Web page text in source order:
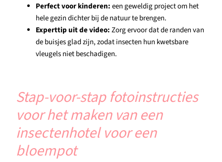
Perfect voor kinderen:een geweldig project om het
hele gezin dichter bij de natuur te brengen.
Experttip uit de video:Zorg ervoor dat de randen van
de buisjes glad zijn, zodat insecten hun kwetsbare
vleugels niet beschadigen.
Stap-voor-stap fotoinstructies
voor het maken van een
insectenhotel voor een
bloempot